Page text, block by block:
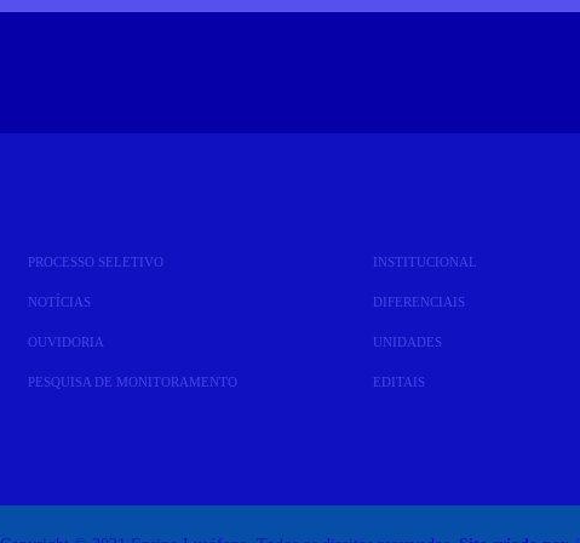
PROCESSO SELETIVO
NOTÍCIAS
OUVIDORIA
PESQUISA DE MONITORAMENTO
INSTITUCIONAL
DIFERENCIAIS
UNIDADES
EDITAIS